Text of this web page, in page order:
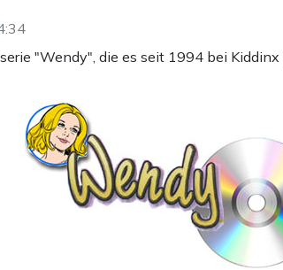
"Wendy", die es seit 1994 bei